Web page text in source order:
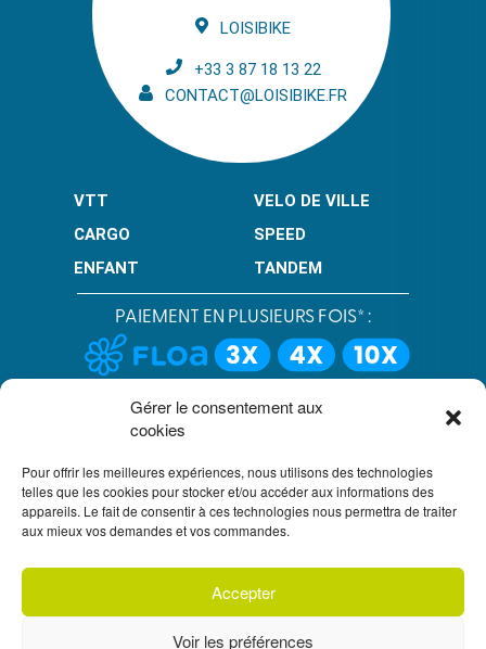
Gérer le consentement aux
cookies
Pour offrir les meilleures expériences, nous utilisons des technologies
telles que les cookies pour stocker et/ou accéder aux informations des
appareils. Le fait de consentir à ces technologies nous permettra de traiter
aux mieux vos demandes et vos commandes.
Accepter
Voir les préférences
notre newsletter
LOISIBIKE
+33 3 87 18 13 22
CONTACT@LOISIBIKE.FR
VTT
VELO DE VILLE
CARGO
SPEED
ENFANT
TANDEM
PAIEMENT EN PLUSIEURS FOIS* :
CONDITION GÉNÉRALES DE VENTE
POLITIQUE DE CONFIDENTIALITÉ
UN CRÉDIT VOUS ENGAGE ET DOIT ÊTRE REMBOURSÉ.